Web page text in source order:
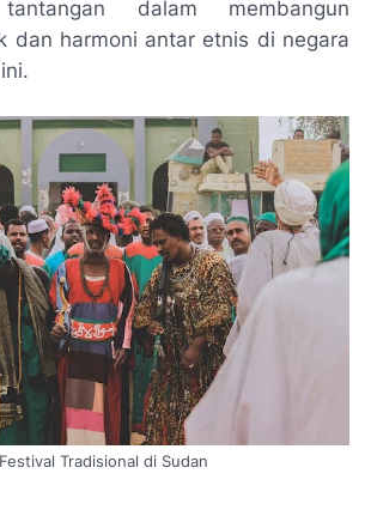
dalam membangun
dan harmoni antar etnis di negara
Festival Tradisional di Sudan